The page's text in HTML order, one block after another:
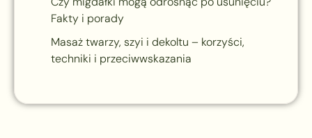
Fakty i porady
Masaż twarzy, szyi i dekoltu – korzyści,
techniki i przeciwwskazania